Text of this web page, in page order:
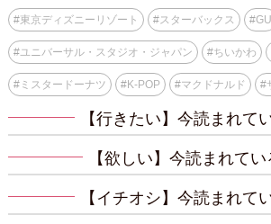
#東京ディズニーリゾート #スターバックス #GU
#ユニバーサル・スタジオ・ジャパン #ちいかわ
#ミスタードーナツ #K-POP #マクドナルド #
【行きたい】今読まれて
【欲しい】今読まれて
【イチオシ】今読まれて